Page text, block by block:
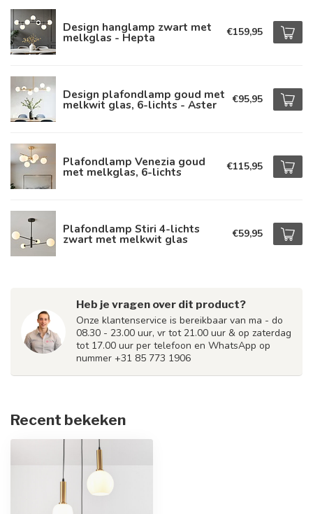
Design hanglamp zwart met
melkglas - Hepta €159,95
Design plafondlamp goud met
melkwit glas, 6-lichts - Aster €95,95
Plafondlamp Venezia goud
met melkglas, 6-lichts €115,95
Plafondlamp Stiri 4-lichts
zwart met melkwit glas €59,95
Heb je vragen over dit product?
Onze klantenservice is bereikbaar van ma - do
08.30 - 23.00 uur, vr tot 21.00 uur & op zaterdag
tot 17.00 uur per telefoon en WhatsApp op
nummer +31 85 773 1906
Recent bekeken